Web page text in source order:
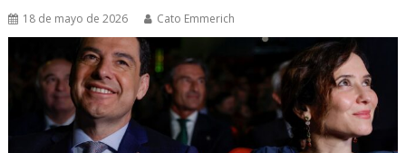
18 de mayo de 2026 Cato Emmerich